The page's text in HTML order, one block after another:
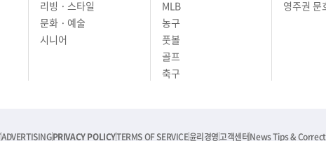
리빙 · 스타일
문화 · 예술
시니어
MLB
농구
풋볼
골프
축구
영주권 문